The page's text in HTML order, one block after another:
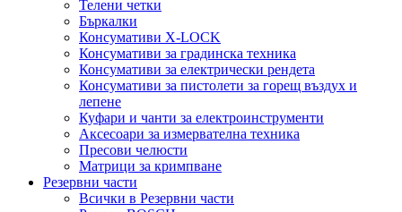
Телени четки
Бъркалки
Консумативи X-LOCK
Консумативи за градинска техника
Консумативи за електрически рендета
Консумативи за пистолети за горещ въздух и
лепене
Куфари и чанти за електроинструменти
Аксесоари за измервателна техника
Пресови челюсти
Матрици за кримпване
Резервни части
Всички в Резервни части